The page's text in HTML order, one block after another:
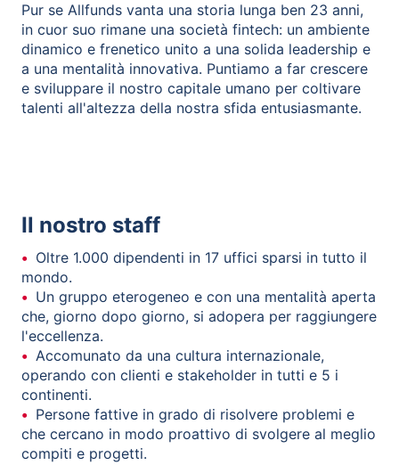
Pur se Allfunds vanta una storia lunga ben 23 anni,
in cuor suo rimane una società fintech: un ambiente
dinamico e frenetico unito a una solida leadership e
a una mentalità innovativa. Puntiamo a far crescere
e sviluppare il nostro capitale umano per coltivare
talenti all'altezza della nostra sfida entusiasmante.
Il nostro staff
Oltre 1.000 dipendenti in 17 uffici sparsi in tutto il
mondo.
Un gruppo eterogeneo e con una mentalità aperta
che, giorno dopo giorno, si adopera per raggiungere
l'eccellenza.
Accomunato da una cultura internazionale,
operando con clienti e stakeholder in tutti e 5 i
continenti.
Persone fattive in grado di risolvere problemi e
che cercano in modo proattivo di svolgere al meglio
compiti e progetti.